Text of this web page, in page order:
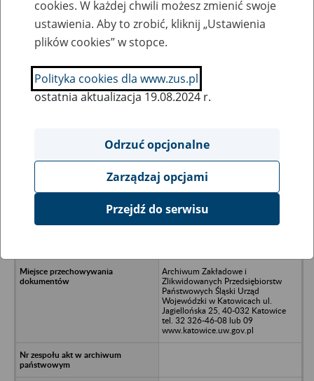
SZUKAJ
Ukryj wszystkie pozycje bazy
D. B. S. Grzegorz Skrzek, Damian
Archiwum Zakładowe i
Zlikwidowanych Przedsiębiorstw
Państwowych Śląski Urząd
Wojewódzki w Katowicach ul.
Jagiellońska 25, 40-032 Katowice
tel. 32 326-46-08 lub 09
www.katowice.uw.gov.pl
cookies. W każdej chwili możesz zmienić swoje
ustawienia. Aby to zrobić, kliknij „Ustawienia
plików cookies” w stopce.
Polityka cookies dla www.zus.pl
ostatnia aktualizacja 19.08.2024 r.
Odrzuć opcjonalne
Zarządzaj opcjami
Przejdź do serwisu